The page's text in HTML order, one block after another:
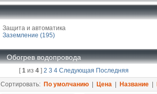
Защита и автоматика
Заземление (195)
Обогрев водопровода
[1из 4] 2 3 4 Следующая Последняя
Сортировать: По умолчанию| Цена| Название|